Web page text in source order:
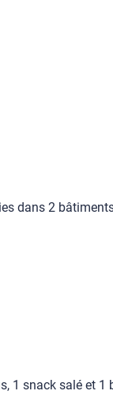
dans 2
1 snack salé et 1